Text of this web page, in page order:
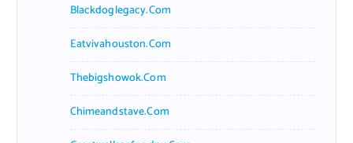
Blackdoglegacy.com
Eatvivahouston.com
Thebigshowok.com
Chimeandstave.com